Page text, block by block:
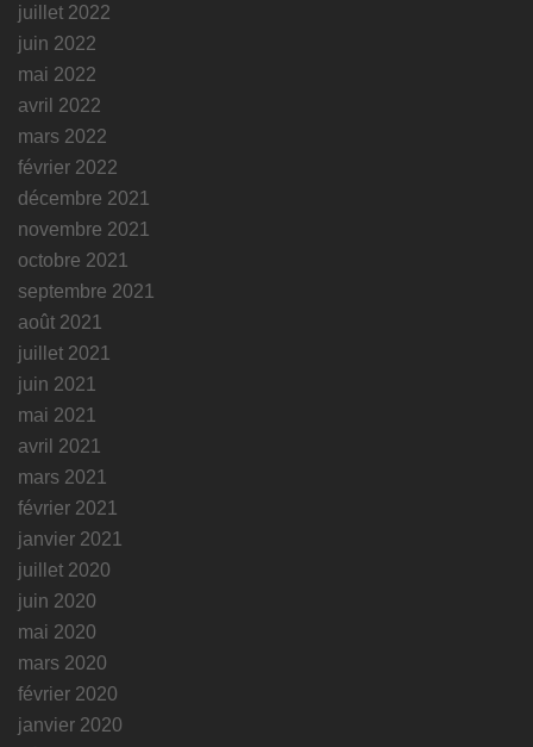
juillet 2022
juin 2022
mai 2022
avril 2022
mars 2022
février 2022
décembre 2021
novembre 2021
octobre 2021
septembre 2021
août 2021
juillet 2021
juin 2021
mai 2021
avril 2021
mars 2021
février 2021
janvier 2021
juillet 2020
juin 2020
mai 2020
mars 2020
février 2020
janvier 2020